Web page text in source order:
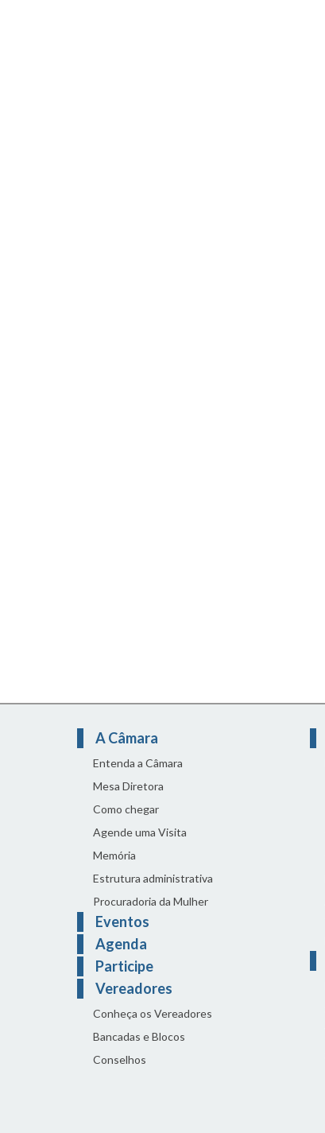
A Câmara
Entenda a Câmara
Mesa Diretora
Como chegar
Agende uma Visita
Memória
Estrutura administrativa
Procuradoria da Mulher
Eventos
Agenda
Participe
Vereadores
Conheça os Vereadores
Bancadas e Blocos
Conselhos